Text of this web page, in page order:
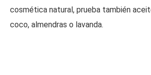
cosmética natural, prueba también
coco, almendras o lavanda.